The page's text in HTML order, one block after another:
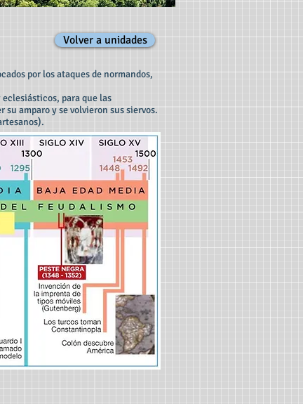
Volver a unidades
por los ataques de normandos,
para que las
amparo y se volvieron sus siervos.